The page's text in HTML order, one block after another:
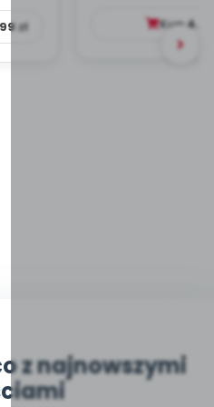
zł Kup
z najnowszymi